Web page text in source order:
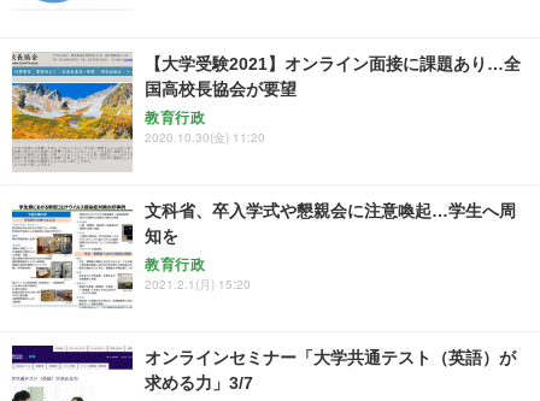
【大学受験2021】オンライン面接に課題あり…全
国高校長協会が要望
教育行政
2020.10.30(金) 11:20
文科省、卒入学式や懇親会に注意喚起…学生へ周
知を
教育行政
2021.2.1(月) 15:20
オンラインセミナー「大学共通テスト（英語）が
求める力」3/7